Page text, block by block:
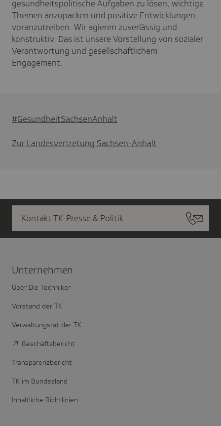
gesundheitspolitische Aufgaben zu lösen, wichtige
Themen anzupacken und positive Entwicklungen
voranzutreiben. Wir agieren zuverlässig und
konstruktiv. Das ist unsere Vorstellung von sozialer
Verantwortung und gesellschaftlichem
Engagement.
#GesundheitSachsenAnhalt
Zur Landesvertretung Sachsen-Anhalt
Kontakt TK-Presse & Politik
Unter­nehmen
Über Die Techniker
Vorstand der TK
Verwaltungsrat der TK
Geschäftsbericht
Transparenzbericht
TK im Bundesland
Inhaltliche Richtlinien